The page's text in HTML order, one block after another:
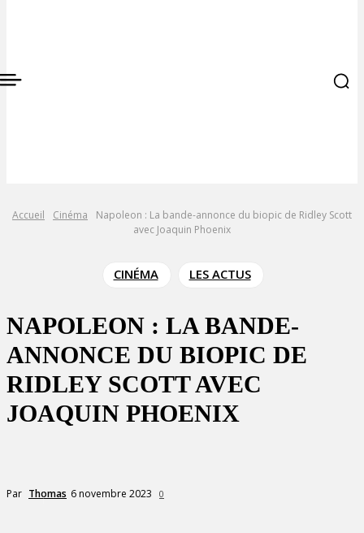
Accueil Cinéma
Napoleon : La bande-annonce du biopic de Ridley Scott
avec Joaquin Phoenix
CINÉMA LES ACTUS
NAPOLEON : LA BANDE-
ANNONCE DU BIOPIC DE
RIDLEY SCOTT AVEC
JOAQUIN PHOENIX
Par Thomas 6 novembre 2023 0